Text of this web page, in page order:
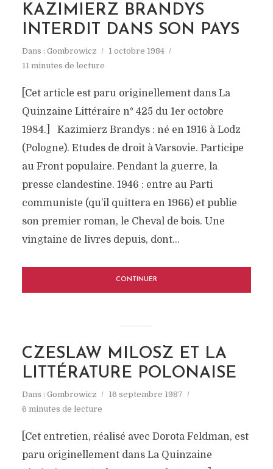
KAZIMIERZ BRANDYS
INTERDIT DANS SON PAYS
Dans : Gombrowicz
1 octobre 1984
11 minutes de lecture
[Cet article est paru originellement dans La
Quinzaine Littéraire n° 425 du 1er octobre
1984.] Kazimierz Brandys : né en 1916 à Lodz
(Pologne). Etudes de droit à Varsovie. Participe
au Front populaire. Pendant la guerre, la
presse clandestine. 1946 : entre au Parti
communiste (qu’il quittera en 1966) et publie
son premier roman, le Cheval de bois. Une
vingtaine de livres depuis, dont...
CONTINUER
CZESLAW MILOSZ ET LA
LITTÉRATURE POLONAISE
Dans : Gombrowicz
16 septembre 1987
6 minutes de lecture
[Cet entretien, réalisé avec Dorota Feldman, est
paru originellement dans La Quinzaine